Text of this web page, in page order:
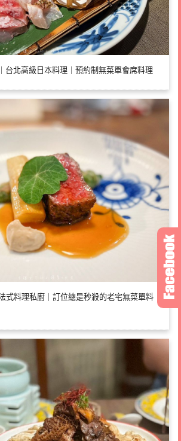
台北高級日本料理｜預約制無菜單會席料理
式料理私廚｜訂位總是秒殺的老宅無菜單料